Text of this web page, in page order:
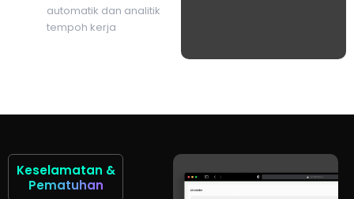
automatik dan analitik
tempoh kerja
Keselamatan &
Pematuhan